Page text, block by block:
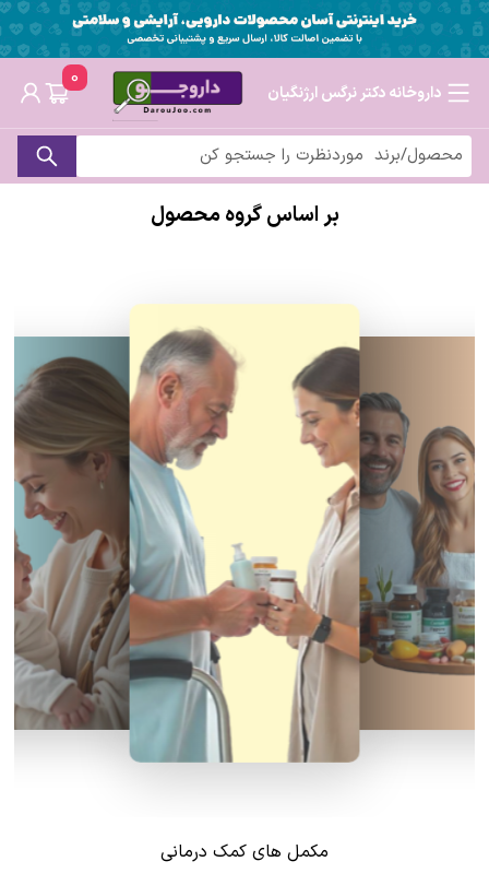
داروخانه دکتر نرگس ارژنگیان
0
بر اساس گروه محصول
مکمل های کمک درمانی